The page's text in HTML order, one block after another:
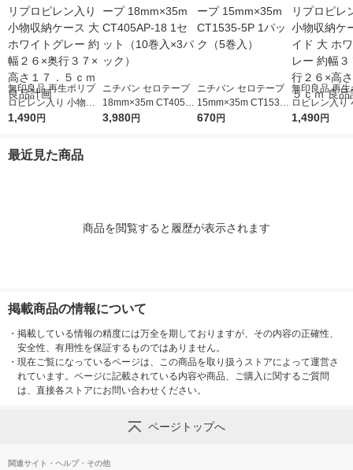
無印良品 再生ポリプ
ロピレン入り 小物収
納ケース 大 ホワイト
ｍ 良品計画
1,490円
ニチバン セロテープ
18mm×35m CT405A
P-18 1セット（10巻
3,980円
ニチバン セロテープ
15mm×35m CT1535-
5P 1パック（5巻入）
670円
無印良品 再生
ロピレン入り
納ケース ワイ
1,490円
最近見た商品
商品を閲覧すると履歴が表示されます
掲載商品の情報について
・ 掲載している情報の精度には万全を期しておりますが、その内容の正確性、
安全性、有用性を保証するものではありません。
・ 現在ご覧になっているページは、この商品を取り扱うストアによって運営さ
れています。ページに記載されている内容や商品、ご購入に関するご質問
は、直接各ストアにお問い合わせください。
ページトップへ
関連サイト・ヘルプ・その他